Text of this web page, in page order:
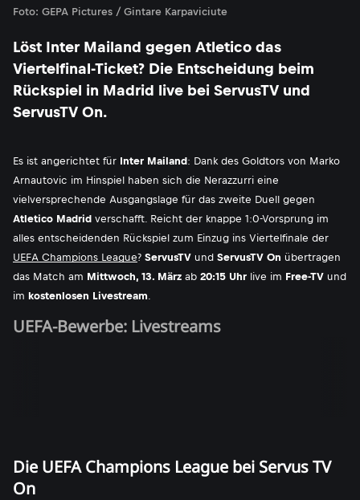
Foto: GEPA Pictures / Gintare Karpaviciute
Löst Inter Mailand gegen Atletico das
Viertelfinal-Ticket? Die Entscheidung beim
Rückspiel in Madrid live bei ServusTV und
ServusTV On.
Es ist angerichtet für Inter Mailand: Dank des Goldtors von Marko
Arnautovic im Hinspiel haben sich die Nerazzurri eine
vielversprechende Ausgangslage für das zweite Duell gegen
Atletico Madrid verschafft. Reicht der knappe 1:0-Vorsprung im
alles entscheidenden Rückspiel zum Einzug ins Viertelfinale der
UEFA Champions League? ServusTV und ServusTV On übertragen
das Match am Mittwoch, 13. März ab 20:15 Uhr live im Free-TV und
im kostenlosen Livestream.
UEFA-Bewerbe: Livestreams
Die UEFA Champions League bei Servus TV
On